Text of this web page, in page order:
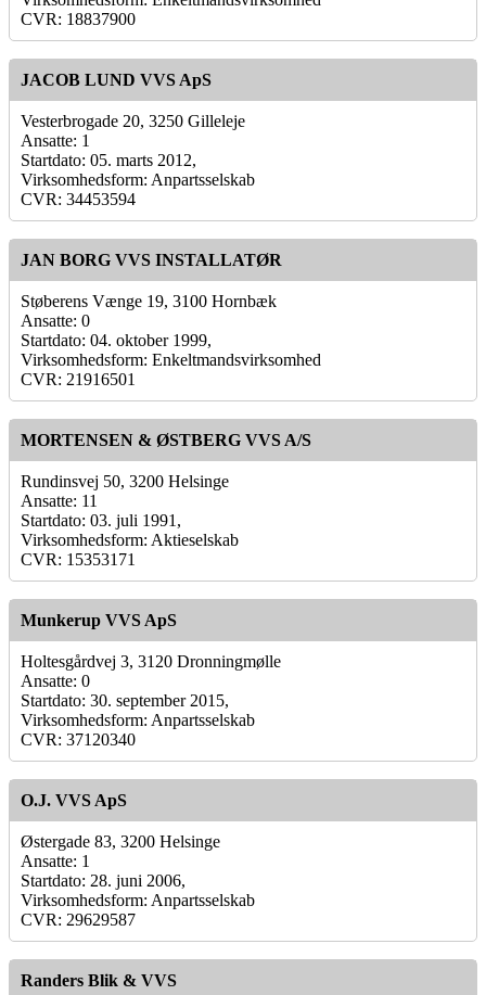
CVR: 18837900
JACOB LUND VVS ApS
Vesterbrogade 20, 3250 Gilleleje
Ansatte: 1
Startdato: 05. marts 2012,
Virksomhedsform: Anpartsselskab
CVR: 34453594
JAN BORG VVS INSTALLATØR
Støberens Vænge 19, 3100 Hornbæk
Ansatte: 0
Startdato: 04. oktober 1999,
Virksomhedsform: Enkeltmandsvirksomhed
CVR: 21916501
MORTENSEN & ØSTBERG VVS A/S
Rundinsvej 50, 3200 Helsinge
Ansatte: 11
Startdato: 03. juli 1991,
Virksomhedsform: Aktieselskab
CVR: 15353171
Munkerup VVS ApS
Holtesgårdvej 3, 3120 Dronningmølle
Ansatte: 0
Startdato: 30. september 2015,
Virksomhedsform: Anpartsselskab
CVR: 37120340
O.J. VVS ApS
Østergade 83, 3200 Helsinge
Ansatte: 1
Startdato: 28. juni 2006,
Virksomhedsform: Anpartsselskab
CVR: 29629587
Randers Blik & VVS